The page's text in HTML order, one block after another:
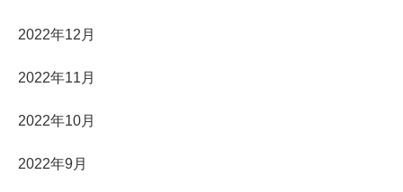
2022年12月
2022年11月
2022年10月
2022年9月